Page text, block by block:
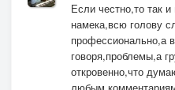
Если честно,то так
намека,всю голову
профессионально,а
говоря,проблемы,а
откровенно,что